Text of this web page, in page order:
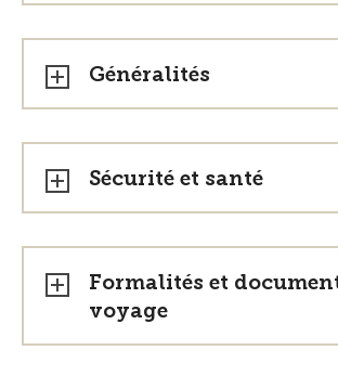
Généralités
Sécurité et santé
Formalités et
voyage